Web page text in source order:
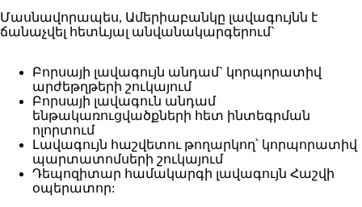
Մասնավորապես, Ամերիաբանկը լավագույնն է
ճանաչվել հետևյալ անվանակարգերում`
Բորսայի լավագույն անդամ` կորպորատիվ
արժեթղթերի շուկայում
Բորսայի լավագուն անդամ
ենթակառուցվածքների հետ ինտեգրման
ոլորտում
Լավագույն հաշվետու թողարկող՝ կորպորատիվ
պարտատոմսերի շուկայում
Դեպոզիտար համակարգի լավագույն Հաշվի
օպերատոր: